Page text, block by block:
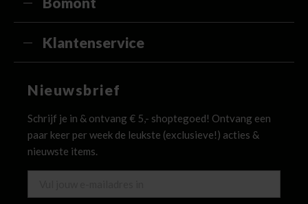
Klantenservice
Nieuwsbrief
Schrijf je in & ontvang € 5,- shoptegoed! Ontvang een
paar keer per week de leukste (exclusieve!) acties &
nieuwste items.